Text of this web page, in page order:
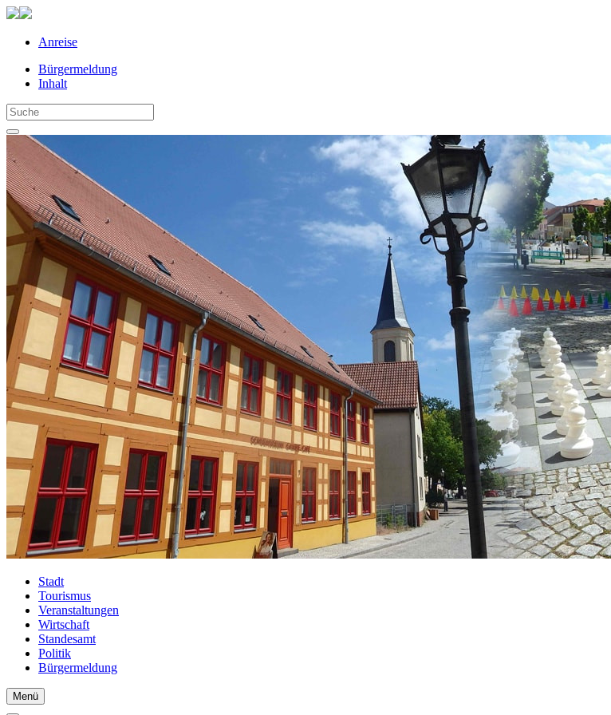
Anreise
Bürgermeldung
Inhalt
Stadt
Tourismus
Veranstaltungen
Wirtschaft
Standesamt
Politik
Bürgermeldung
Menü